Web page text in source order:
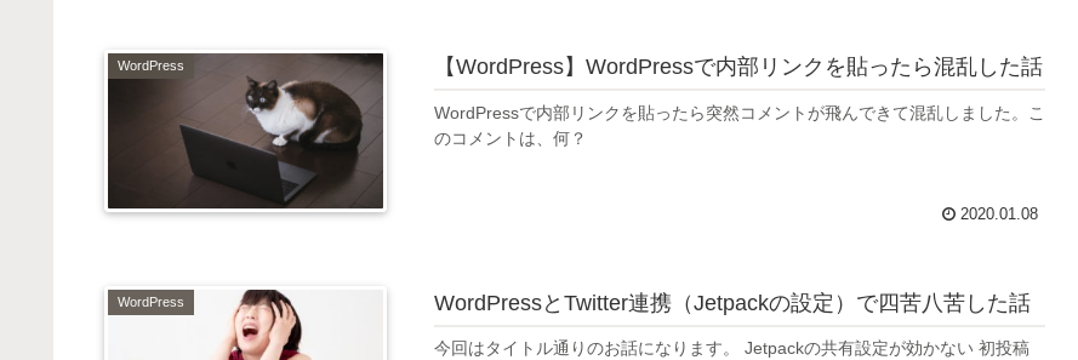
WordPress 【WordPress】WordPressで内部リンクを貼ったら混乱した話
WordPressで内部リンクを貼ったら突然コメントが飛んできて混乱しました。こ
のコメントは、何？
2020.01.08
WordPress WordPressとTwitter連携（Jetpackの設定）で四苦八苦した話
今回はタイトル通りのお話になります。 Jetpackの共有設定が効かない 初投稿